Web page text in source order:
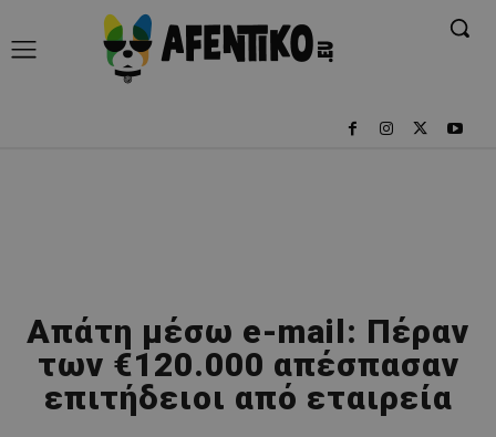
Απάτη μέσω e-mail: Πέραν
των €120.000 απέσπασαν
επιτήδειοι από εταιρεία